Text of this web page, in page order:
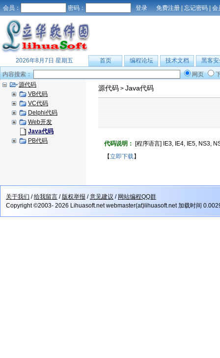
会员： 密码： 免费注册 | 忘记密码 | 会
2026年8月7日 星期五 首页 编程论坛 技术文档
黑客安
内容搜索：
网页
源代码
VB代码
VC代码
Delphi代码
Web开发
Java代码
PB代码
源代码 > Java代码
代码说明： [程序语言] IE3, IE4, IE5, NS3,
【立即下载】
关于我们 /给我留言 /版权举报 /意见建议 / 网站编程QQ群
Copyright ©2003- 2026 Lihuasoft.net webmaster(at)lihuasoft.net 加载时间